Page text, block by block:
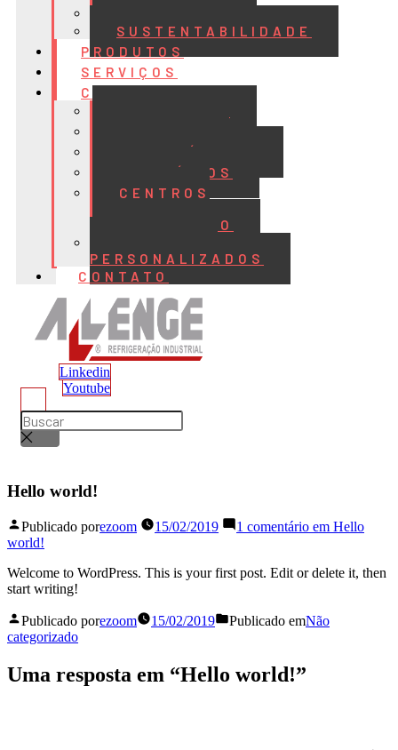
SUSTENTABILIDADE
PRODUTOS
SERVIÇOS
CASES
FRIGORÍFICOS
LATICÍNIOS
CENTROS
DISTRIBUIÇÃO
PERSONALIZADOS
CONTATO
Linkedin
Youtube
Hello world!
Publicado porezoom 15/02/2019 1 comentário em Hello
world!
Welcome to WordPress. This is your first post. Edit or delete it, then
start writing!
Publicado porezoom 15/02/2019 Publicado emNão
categorizado
Uma resposta em “Hello world!”